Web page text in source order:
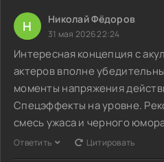
Н Николай Фёдоров
31 мая 2026 22:24
Интересная концепция с
актеров вполне
моменты напряжения
Спецэффекты на уровне.
смесь ужаса и черного
Ответить Цитировать